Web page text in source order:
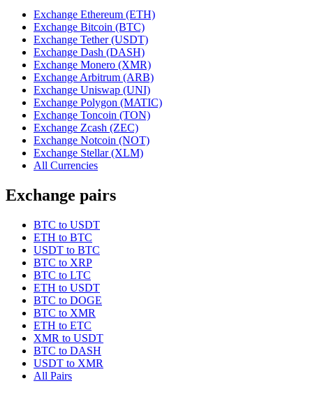
Exchange Ethereum (ETH)
Exchange Bitcoin (BTC)
Exchange Tether (USDT)
Exchange Dash (DASH)
Exchange Monero (XMR)
Exchange Arbitrum (ARB)
Exchange Uniswap (UNI)
Exchange Polygon (MATIC)
Exchange Toncoin (TON)
Exchange Zcash (ZEC)
Exchange Notcoin (NOT)
Exchange Stellar (XLM)
All Currencies
Exchange pairs
BTC to USDT
ETH to BTC
USDT to BTC
BTC to XRP
BTC to LTC
ETH to USDT
BTC to DOGE
BTC to XMR
ETH to ETC
XMR to USDT
BTC to DASH
USDT to XMR
All Pairs